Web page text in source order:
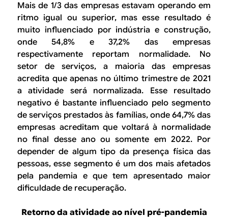
Mais de 1/3 das empresas estavam operando em
ritmo igual ou superior, mas esse resultado é
muito influenciado por indústria e construção,
onde 54,8% e 37,2% das empresas
respectivamente reportam normalidade. No
setor de serviços, a maioria das empresas
acredita que apenas no último trimestre de 2021
a atividade será normalizada. Esse resultado
negativo é bastante influenciado pelo segmento
de serviços prestados às famílias, onde 64,7% das
empresas acreditam que voltará à normalidade
no final desse ano ou somente em 2022. Por
depender de algum tipo da presença física das
pessoas, esse segmento é um dos mais afetados
pela pandemia e que tem apresentado maior
dificuldade de recuperação.
Retorno da atividade ao nível pré-pandemia